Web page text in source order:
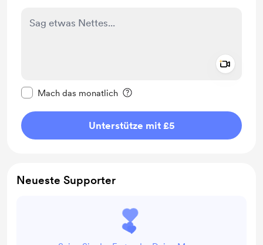
Mach das monatlich
Unterstütze mit £5
Neueste Supporter